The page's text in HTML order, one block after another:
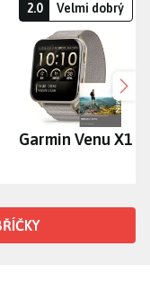
2.0 Velmi dobrý
Garmin Venu X1